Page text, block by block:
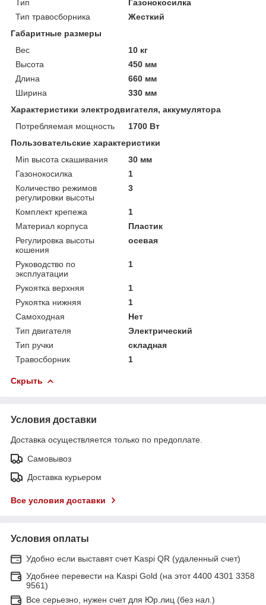
Тип
Газонокосилка
Тип травосборника
Жесткий
Габаритные размеры
Вес
10 кг
Высота
450 мм
Длина
660 мм
Ширина
330 мм
Характеристики электродвигателя, аккумулятора
Потребляемая мощность
1700 Вт
Пользовательские характеристики
Min высота скашивания
30 мм
Газонокосилка
1
Количество режимов
регулировки высоты
3
Комплект крепежа
1
Материал корпуса
Пластик
Регулировка высоты
кошения
осевая
Руководство по
эксплуатации
1
Рукоятка верхняя
1
Рукоятка нижняя
1
Самоходная
Нет
Тип двигателя
Электрический
Тип ручки
складная
Травосборник
1
Скрыть
Условия доставки
Доставка осуществляется только по предоплате.
Самовывоз
Доставка курьером
Все условия доставки
Условия оплаты
Удобно если выставят счет Kaspi QR (удаленный счет)
Удобнее перевести на Kaspi Gold (на этот 4400 4301 3358
9561)
Все серьезно, нужен счет для Юр.лиц (без нал.)